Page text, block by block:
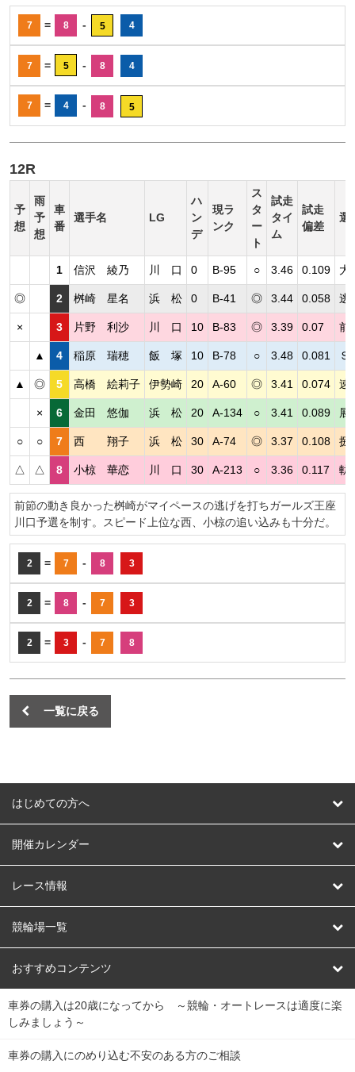
7 = 8 - 5 4
7 = 5 - 8 4
7 = 4 - 8 5
12R
予
想
雨
予
想
車
番
選手名 LG
ハ
ン
デ
現ラ
ンク
ス
タ
ー
ト
試走
タイ
ム
試走
偏差
選
1 信沢 綾乃 川 口 0 B-95 ○ 3.46 0.109 大
◎ 2 桝崎 星名 浜 松 0 B-41 ◎ 3.44 0.058 逃
× 3 片野 利沙 川 口 10 B-83 ◎ 3.39 0.07 前
▲ 4 稲原 瑞穂 飯 塚 10 B-78 ○ 3.48 0.081 Ｓ
▲ ◎ 5 高橋 絵莉子 伊勢崎 20 A-60 ◎ 3.41 0.074 速
× 6 金田 悠伽 浜 松 20 A-134 ○ 3.41 0.089 展
○ ○ 7 西 翔子 浜 松 30 A-74 ◎ 3.37 0.108 捌
△ △ 8 小椋 華恋 川 口 30 A-213 ○ 3.36 0.117 軌
前節の動き良かった桝崎がマイペースの逃げを打ちガールズ王座
川口予選を制す。スピード上位な西、小椋の追い込みも十分だ。
2 = 7 - 8 3
2 = 8 - 7 3
2 = 3 - 7 8
一覧に戻る
はじめての方へ
はじめての方へ
開催カレンダー
競輪
オートレース
競輪くじ
Dokanto!
チャリロトプラザ
レース情報
レース予想
レース結果
キャリーオーバー一覧
競輪場一覧
北日本 函館競輪場
関
東
弥彦競輪場 前橋競輪場 取手競輪場 宇都宮競輪場
おすすめコンテンツ
競輪選手情報
Perfecta Navi
車券の購入は20歳になってから ～競輪・オートレースは適度に楽
しみましょう～
車券の購入にのめり込む不安のある方のご相談